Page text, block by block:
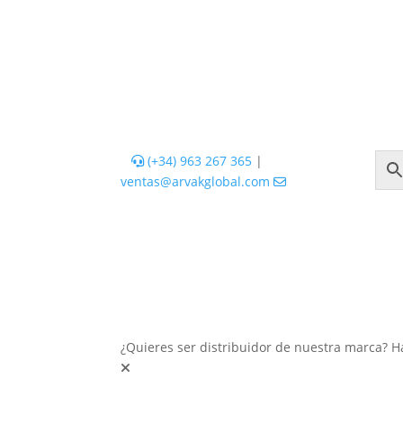
(+34) 963 267 365 |
ventas@arvakglobal.com
¿Quieres ser distribuidor de nuestra marca?